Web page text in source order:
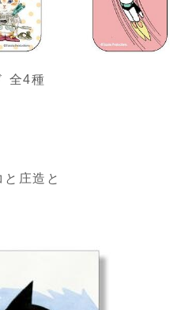
全4種
庄造と